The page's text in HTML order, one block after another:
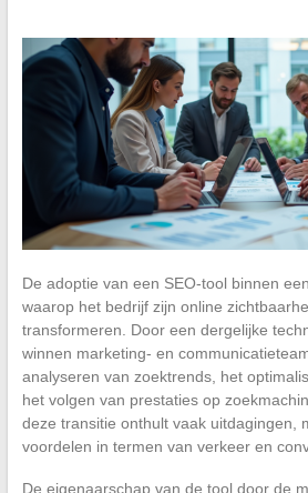
De adoptie van een SEO-tool binnen
waarop het bedrijf zijn online
transformeren. Door een dergelijke
winnen marketing- en
analyseren van zoektrends, het
het volgen van prestaties op
deze transitie onthult vaak uitdagingen,
voordelen in termen van verkeer en
De eigenaarschap van de tool door de